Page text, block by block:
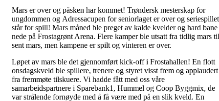
Mars er over og påsken har kommet! Trøndersk mesterskap for
ungdommen og Adressacupen for seniorlaget er over og seriespillet
står for spill! Mars måned ble preget av kalde kvelder og hard bane
nede på Frostagrønt Arena. Flere kamper ble utsatt fra tidlig mars til
sent mars, men kampene er spilt og vinteren er over.
Løpet av mars ble det gjennomført kick-off i Frostahallen! En flott
onsdagskveld ble spillere, trenere og styret visst frem og applaudert
fra fremmøte tilskuere. Vi hadde fått med oss våre
samarbeidspartnere i Sparebank1, Hummel og Coop Byggmix, de
var strålende fornøyde med å få være med på en slik kveld. En